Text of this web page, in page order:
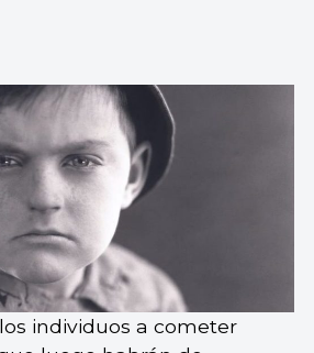
individuos a cometer